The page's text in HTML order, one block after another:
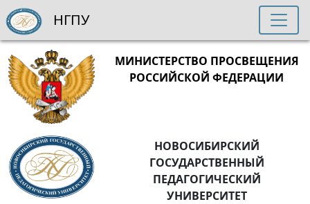
МИНИСТЕРСТВО ПРОСВЕЩЕНИЯ
РОССИЙСКОЙ ФЕДЕРАЦИИ
НОВОСИБИРСКИЙ
ГОСУДАРСТВЕННЫЙ
ПЕДАГОГИЧЕСКИЙ
УНИВЕРСИТЕТ
НГПУ